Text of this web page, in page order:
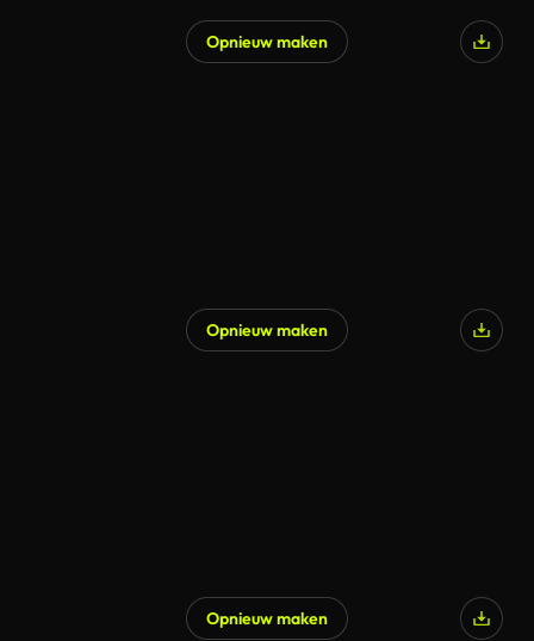
Opnieuw maken
Opnieuw maken
Opnieuw maken